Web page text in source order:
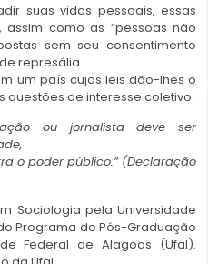
suas vidas pessoais, essas
assim como as “pessoas não
sem seu consentimento
represália
um país cujas leis dão-lhes o
questões de interesse coletivo.
ou jornalista deve ser
o poder público.” (Declaração
Sociologia pela Universidade
Programa de Pós-Graduação
Federal de Alagoas (Ufal).